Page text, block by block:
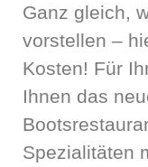
Ganz gleich,
vorstellen –
Kosten! Für
Ihnen das
Spezialitäten